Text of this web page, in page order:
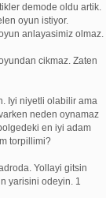
demode oldu artik.
oyun istiyor.
anlayasimiz olmaz.
cikmaz. Zaten
Iyi niyetli olabilir ama
neden oynamaz
en iyi adam
torpillimi?
Yollayi gitsin
yarisini odeyin. 1